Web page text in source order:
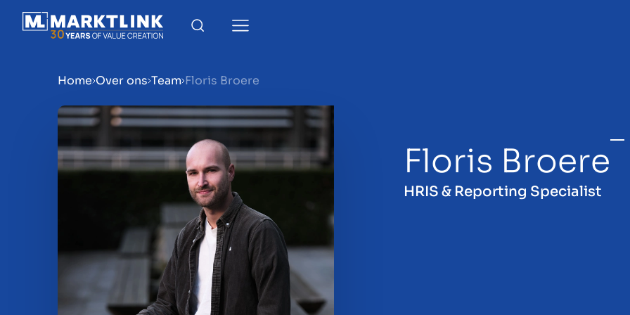
Menu
Bedrijf verkoopklaar maken
Bedrijf verkopen
Bedrijf kopen
Home Over ons Team Floris Broere
Floris Broere
HRIS & Reporting Specialist